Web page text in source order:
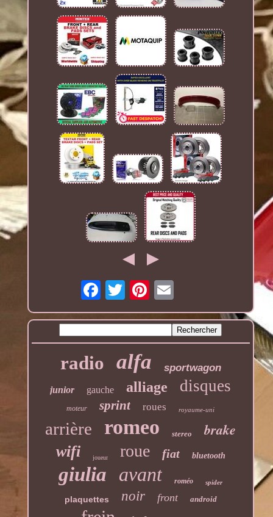
radio alfa sportwagon
junior gauche alliage disques
moteur sprint roues royaume-uni
arrière romeo stereo brake
wifi joueur roue fiat bluetooth
giulia avant roméo spider
plaquettes noir front android